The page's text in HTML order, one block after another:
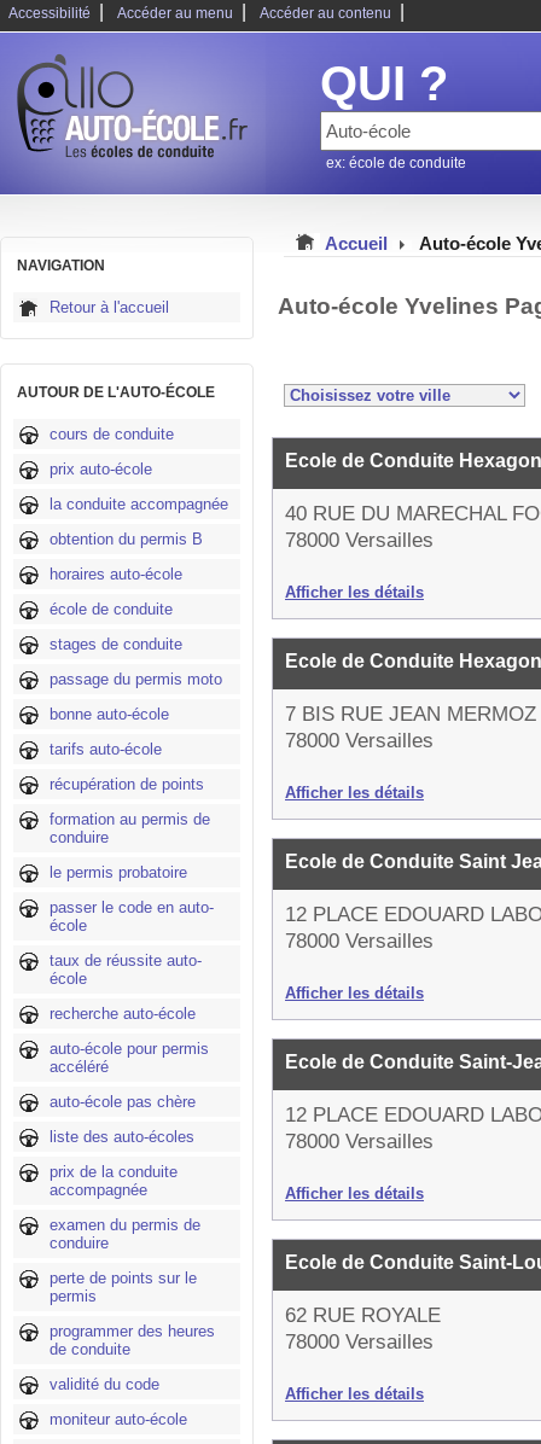
Accessibilité Accéder au menu Accéder au contenu
QUI ?
ex: école de conduite
NAVIGATION
Retour à l'accueil
AUTOUR DE L'AUTO-ÉCOLE
cours de conduite
prix auto-école
la conduite accompagnée
obtention du permis B
horaires auto-école
école de conduite
stages de conduite
passage du permis moto
bonne auto-école
tarifs auto-école
récupération de points
formation au permis de
conduire
le permis probatoire
passer le code en auto-
école
taux de réussite auto-
école
recherche auto-école
auto-école pour permis
accéléré
auto-école pas chère
liste des auto-écoles
prix de la conduite
accompagnée
examen du permis de
conduire
perte de points sur le
permis
programmer des heures
de conduite
validité du code
moniteur auto-école
Accueil Auto-école
Auto-école Yvelines
Ecole de Conduite
40 RUE DU MARECHAL
78000 Versailles
Afficher les détails
Ecole de Conduite
7 BIS RUE JEAN MERMOZ
78000 Versailles
Afficher les détails
Ecole de Conduite Saint
12 PLACE EDOUARD
78000 Versailles
Afficher les détails
Ecole de Conduite Saint-
12 PLACE EDOUARD
78000 Versailles
Afficher les détails
Ecole de Conduite Saint-
62 RUE ROYALE
78000 Versailles
Afficher les détails